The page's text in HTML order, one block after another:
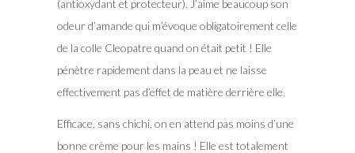
(antioxydant et protecteur). J’aime beaucoup son
odeur d’amande qui m’évoque obligatoirement celle
de la colle Cleopatre quand on était petit ! Elle
pénètre rapidement dans la peau et ne laisse
effectivement pas d’effet de matière derrière elle.
Efficace, sans chichi, on en attend pas moins d’une
bonne crème pour les mains ! Elle est totalement